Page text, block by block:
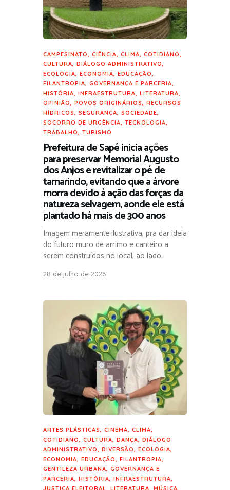
CAMPESINATO, CIÊNCIA, CLIMA, COTIDIANO,
CULTURA, DIÁLOGO ADMINISTRATIVO,
ECOLOGIA, ECONOMIA, EDUCAÇÃO,
FILANTROPIA, GOVERNANÇA E PARCERIA,
HISTÓRIA, INFRAESTRUTURA, LITERATURA,
OPINIÃO, POVOS ORIGINÁRIOS, RECURSOS
HÍDRICOS, SEGURANÇA, SOCIEDADE,
SOCORRO DE URGÊNCIA, TECNOLOGIA,
TRABALHO, TURISMO
Prefeitura de Sapé inicia ações
para preservar Memorial Augusto
dos Anjos e revitalizar o pé de
tamarindo, evitando que a árvore
morra devido à ação das forças da
natureza selvagem, aonde ele está
plantado há mais de 300 anos
Imagem meramente ilustrativa, pra dar ideia
do futuro muro de arrimo e canteiro a
serem construídos no local, ao lado…
28 de julho de 2026
ARTES PLÁSTICAS, CINEMA, CLIMA,
COTIDIANO, CULTURA, DANÇA, DIÁLOGO
ADMINISTRATIVO, DIVERSÃO, ECOLOGIA,
ECONOMIA, EDUCAÇÃO, FILANTROPIA,
GENTILEZA URBANA, GOVERNANÇA E
PARCERIA, HISTÓRIA, INFRAESTRUTURA,